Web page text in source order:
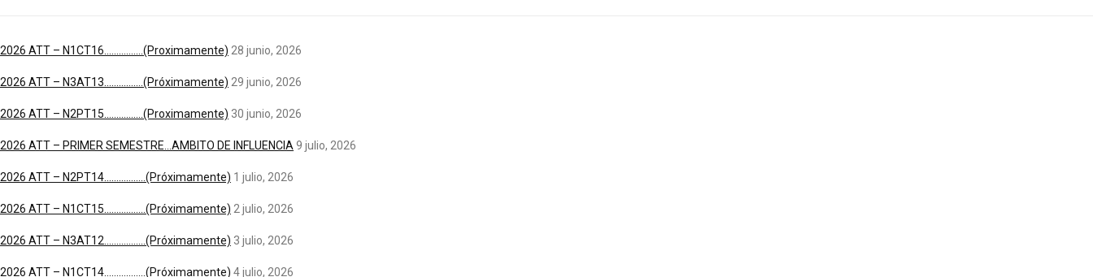
2026 ATT – N1CT16…………….(Proximamente) 28 junio, 2026
2026 ATT – N3AT13…………….(Próximamente) 29 junio, 2026
2026 ATT – N2PT15…………….(Proximamente) 30 junio, 2026
2026 ATT – PRIMER SEMESTRE…AMBITO DE INFLUENCIA9 julio, 2026
2026 ATT – N2PT14……………..(Próximamente) 1 julio, 2026
2026 ATT – N1CT15……………..(Próximamente) 2 julio, 2026
2026 ATT – N3AT12……………..(Próximamente) 3 julio, 2026
2026 ATT – N1CT14……………..(Próximamente) 4 julio, 2026